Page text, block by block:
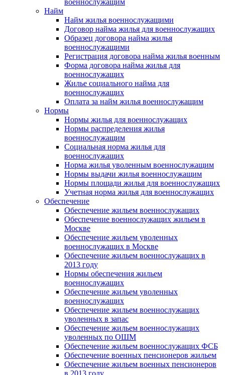
военнослужащим
Найм
Найм жилья военнослужащими
Договор найма жилья для военнослужащих
Образец договора найма жилья
военнослужащими
Регистрация договора найма жилья военным
Форма договора найма жилья для
военнослужащих
Жилье социального найма для
военнослужащих
Оплата за найм жилья военнослужащим
Нормы
Нормы жилья для военнослужащих
Нормы распределения жилья
военнослужащим
Социальная норма жилья для
военнослужащих
Норма жилья уволенным военнослужащим
Нормы выдачи жилья военнослужащим
Нормы площади жилья для военнослужащих
Учетная норма жилья для военнослужащих
Обеспечение
Обеспечение жильем военнослужащих
Обеспечение военнослужащих жильем в
Москве
Обеспечение жильем уволенных
военнослужащих в Москве
Обеспечение жильем военнослужащих в
2013 году
Нормы обеспечения жильем
военнослужащих
Обеспечение жильем уволенных
военнослужащих
Обеспечение жильем военнослужащих
уволенных в запас
Обеспечение жильем военнослужащих
уволенных по ОШМ
Обеспечение жильем военнослужащих ФСБ
Обеспечение военных пенсионеров жильем
Обеспечение жильем военных пенсионеров
в 2013 году